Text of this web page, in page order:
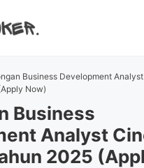
Business Development
Now)
Business
Analyst
2025